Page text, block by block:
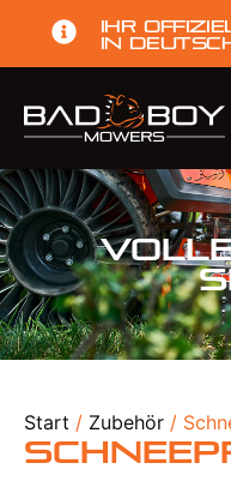
Ihr
in
Start / Zubehör /